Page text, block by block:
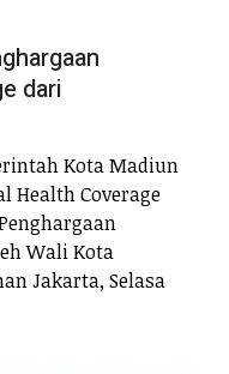
dari
Kota Madiun
Health Coverage
Wali Kota
Jakarta, Selasa